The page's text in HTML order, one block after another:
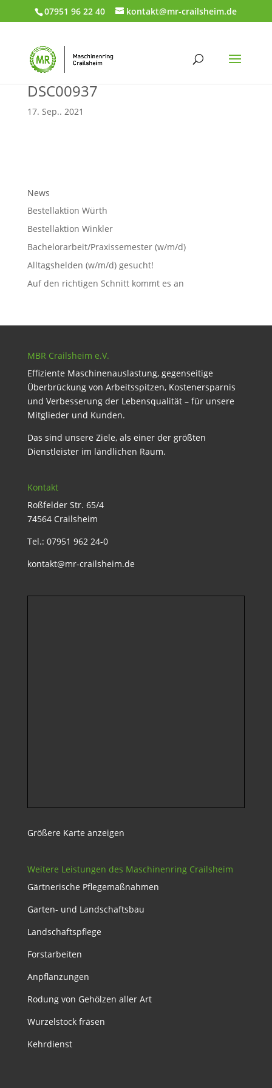
07951 96 22 40 kontakt@mr-crailsheim.de
DSC00937
17. Sep.. 2021
News
Bestellaktion Würth
Bestellaktion Winkler
Bachelorarbeit/Praxissemester (w/m/d)
Alltagshelden (w/m/d) gesucht!
Auf den richtigen Schnitt kommt es an
MBR Crailsheim e.V.
Effiziente Maschinenauslastung, gegenseitige
Überbrückung von Arbeitsspitzen, Kostenersparnis
und Verbesserung der Lebensqualität – für unsere
Mitglieder und Kunden.
Das sind unsere Ziele, als einer der größten
Dienstleister im ländlichen Raum.
Kontakt
Roßfelder Str. 65/4
74564 Crailsheim
Tel.: 07951 962 24-0
kontakt@mr-crailsheim.de
Größere Karte anzeigen
Weitere Leistungen des Maschinenring Crailsheim
Gärtnerische Pflegemaßnahmen
Garten- und Landschaftsbau
Landschaftspflege
Forstarbeiten
Anpflanzungen
Rodung von Gehölzen aller Art
Wurzelstock fräsen
Kehrdienst